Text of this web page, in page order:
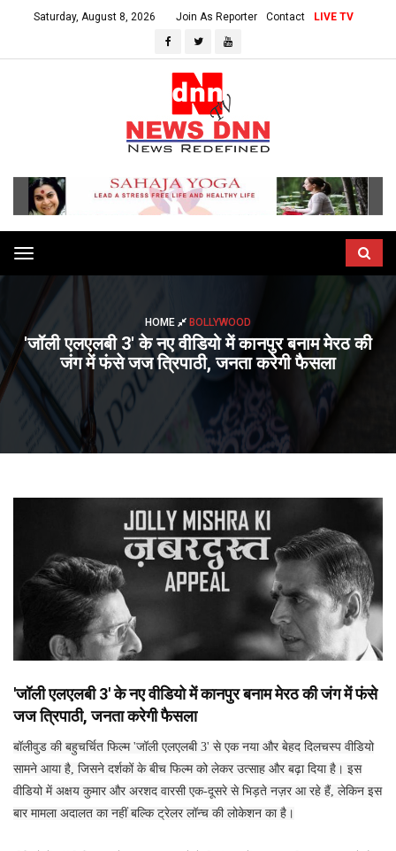
Saturday, August 8, 2026 Join As Reporter Contact LIVE TV
Toggle
navigation
HOME BOLLYWOOD
'जॉली एलएलबी 3' के नए वीडियो में कानपुर बनाम मेरठ की
जंग में फंसे जज त्रिपाठी, जनता करेगी फैसला
'जॉली एलएलबी 3' के नए वीडियो में कानपुर बनाम मेरठ की जंग में फंसे
जज त्रिपाठी, जनता करेगी फैसला
बॉलीवुड की बहुचर्चित फिल्म 'जॉली एलएलबी 3' से एक नया और बेहद दिलचस्प वीडियो
सामने आया है, जिसने दर्शकों के बीच फिल्म को लेकर उत्साह और बढ़ा दिया है। इस
वीडियो में अक्षय कुमार और अरशद वारसी एक-दूसरे से भिड़ते नज़र आ रहे हैं, लेकिन इस
बार मामला अदालत का नहीं बल्कि ट्रेलर लॉन्च की लोकेशन का है।